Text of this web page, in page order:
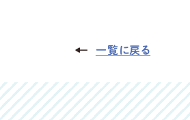
一覧に戻る